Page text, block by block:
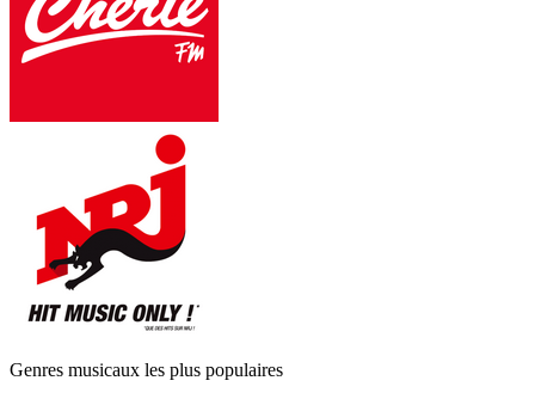
Genres musicaux les plus populaires